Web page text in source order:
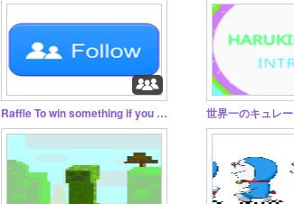
Raffle To win something if you have followed @jath3